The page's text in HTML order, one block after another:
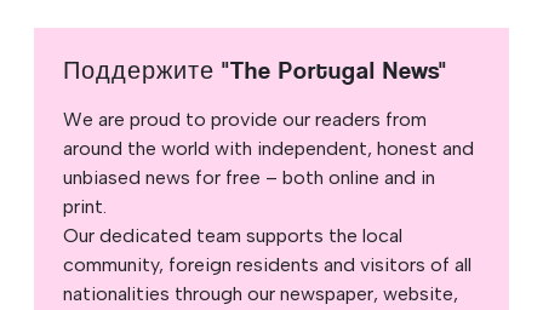
Поддержите "The Portugal News"
We are proud to provide our readers from
around the world with independent, honest and
unbiased news for free – both online and in
print.
Our dedicated team supports the local
community, foreign residents and visitors of all
nationalities through our newspaper, website,